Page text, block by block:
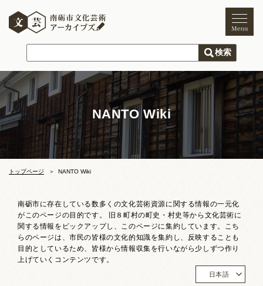
ご利用案内
新着情報
文化芸術
文化財 獅子舞 まつり
文化芸術団体
文化遺産
NANTO Wiki
トップページ NANTO Wiki
南砺市に存在している数多くの文化芸術資源に関する情報の一元化
がこのページの目的です。 旧８町村の町史・村史等から文化芸術に
関する情報をピックアップし、このページに集約しています。こち
らのページは、市民の皆様の文化的知識を集約し、反映することも
目的としているため、皆様から情報収集を行いながら少しずつ作り
上げていくコンテンツです。
日本語